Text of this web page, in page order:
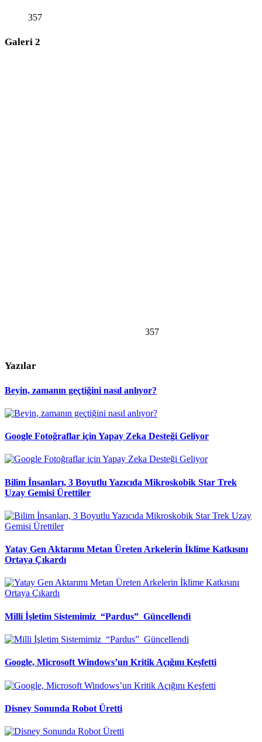
357
Galeri 2
357
Yazılar
Beyin, zamanın geçtiğini nasıl anlıyor?
Google Fotoğraflar için Yapay Zeka Desteği Geliyor
Bilim İnsanları, 3 Boyutlu Yazıcıda Mikroskobik Star Trek
Uzay Gemisi Ürettiler
Yatay Gen Aktarımı Metan Üreten Arkelerin İklime Katkısını
Ortaya Çıkardı
Milli İşletim Sistemimiz “Pardus” Güncellendi
Google, Microsoft Windows’un Kritik Açığını Keşfetti
Disney Sonunda Robot Üretti